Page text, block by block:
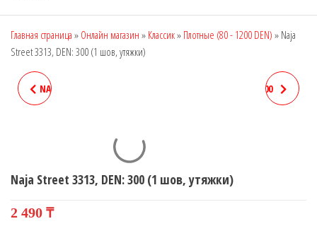
Главная страница » Онлайн магазин » Классик» Плотные (80 - 1200 DEN) » Naja
Street 3313, DEN: 300 (1 шов, утяжки)
NAJA STREET 3311, DEN: 12 (1 NAJA STREET 3315, DEN: 400
Naja Street 3313, DEN: 300 (1 шов, утяжки)
2 490 ₸